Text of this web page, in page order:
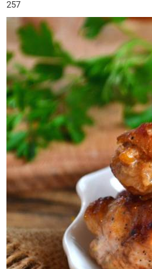
257